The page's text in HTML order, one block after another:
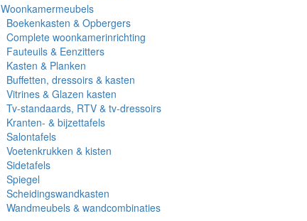
Woonkamermeubels
Boekenkasten & Opbergers
Complete woonkamerinrichting
Fauteuils & Eenzitters
Kasten & Planken
Buffetten, dressoirs & kasten
Vitrines & Glazen kasten
Tv-standaards, RTV & tv-dressoirs
Kranten- & bijzettafels
Salontafels
Voetenkrukken & kisten
Sidetafels
Spiegel
Scheidingswandkasten
Wandmeubels & wandcombinaties